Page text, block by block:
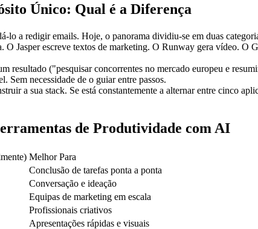
Único: Qual é a Diferença
a redigir emails. Hoje, o panorama dividiu-se em duas
O Jasper escreve textos de marketing. O Runway gera vídeo. O
resultado ("pesquisar concorrentes no mercado europeu e
Sem necessidade de o guiar entre passos.
a sua stack. Se está constantemente a alternar entre cinco
de Produtividade com AI
Melhor Para
Conclusão de tarefas ponta a ponta
Conversação e ideação
Equipas de marketing em escala
Profissionais criativos
Apresentações rápidas e visuais